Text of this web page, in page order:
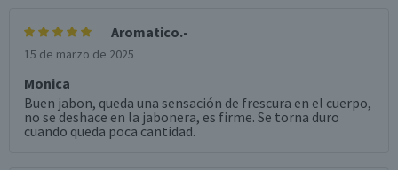
Aromatico.-
15 de marzo de 2025
Monica
Buen jabon, queda una sensación de frescura en el cuerpo,
no se deshace en la jabonera, es firme. Se torna duro
cuando queda poca cantidad.